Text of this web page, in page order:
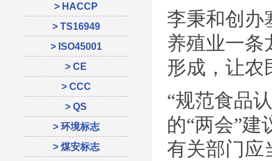
> HACCP
> TS16949
> ISO45001
> CE
> CCC
> QS
> 环境标志
> 煤安标志
李秉和创办
养殖业一条
形成，让农
“规范食品
的“两会”
有关部门应